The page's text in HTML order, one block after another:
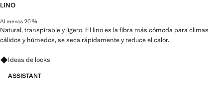
LINO
Al menos 20 %
Natural, transpirable y ligero. El lino es la fibra más cómoda para climas
cálidos y húmedos, se seca rápidamente y reduce el calor.
Pregunta por looks, prendas y tendencias
Ideas de looks
ASSISTANT